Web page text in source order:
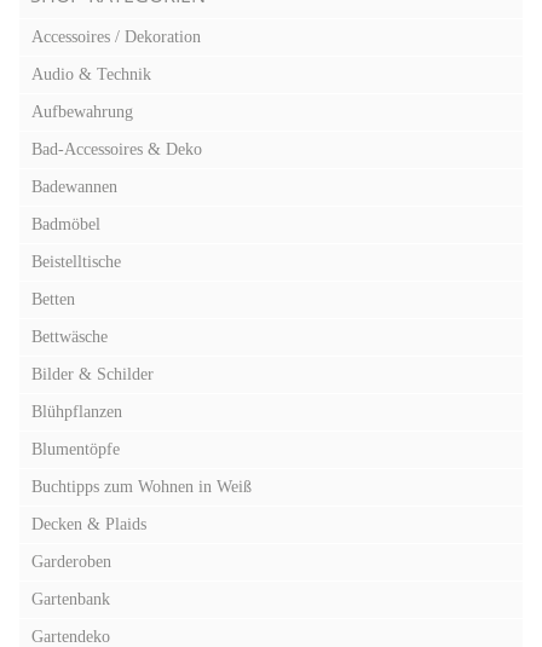
Accessoires / Dekoration
Audio & Technik
Aufbewahrung
Bad-Accessoires & Deko
Badewannen
Badmöbel
Beistelltische
Betten
Bettwäsche
Bilder & Schilder
Blühpflanzen
Blumentöpfe
Buchtipps zum Wohnen in Weiß
Decken & Plaids
Garderoben
Gartenbank
Gartendeko